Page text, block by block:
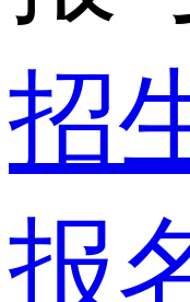
招
报